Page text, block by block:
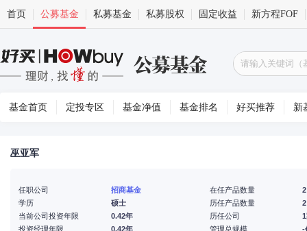
首页 公募基金 私募基金 私募股权 固定收益 新方程FOF
基金首页 定投专区 基金净值 基金排名 好买推荐 新
巫亚军
任职公司
招商基金
学历
硕士
当前公司投资年限
0.42年
投资经理年限
0.42年
在任产品数量
2
历任产品数量
2
历任公司
管理总规模
-